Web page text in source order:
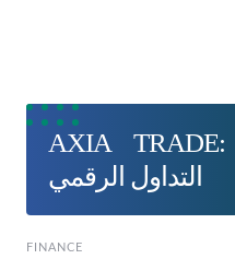
AXIA TRADE: بوابتك إلى عالم
التداول الرقمي
FINANCE